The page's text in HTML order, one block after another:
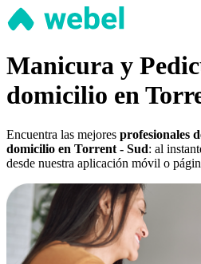
Manicura y
domicilio en
Encuentra las mejores profesionales
domicilio en Torrent - Sud: al
desde nuestra aplicación móvil o